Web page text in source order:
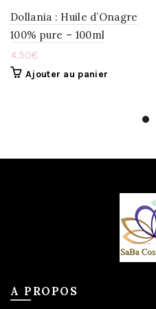
Dollania : Huile d’Onagre
100% pure – 100ml
4.50€
Ajouter au panier
A PROPOS